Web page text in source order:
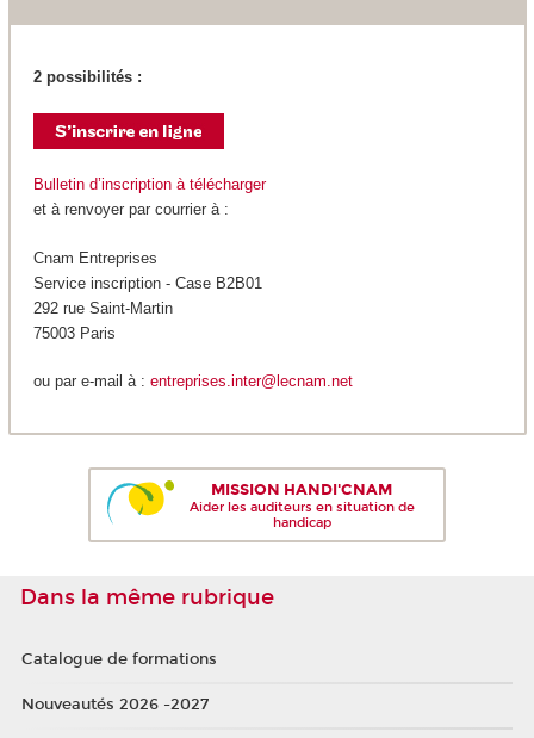
2 possibilités :
Bulletin d’inscription à télécharger
et à renvoyer par courrier à :
Cnam Entreprises
Service inscription - Case B2B01
292 rue Saint-Martin
75003 Paris
ou par e-mail à : entreprises.inter@lecnam.net
MISSION HANDI'CNAM
Aider les auditeurs en situation de
handicap
Dans la même rubrique
Catalogue de formations
Nouveautés 2026 -2027